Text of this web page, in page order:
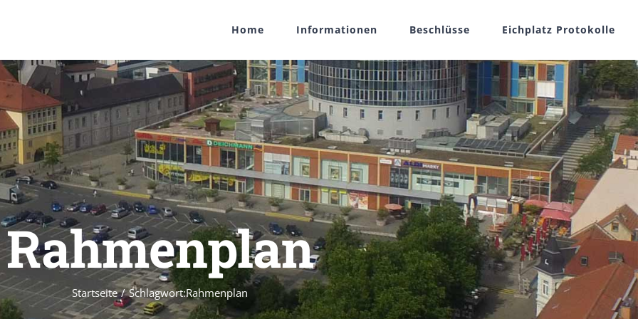
Home Informationen Beschlüsse Eichplatz Protokolle
Rahmenplan
Startseite / Schlagwort:Rahmenplan